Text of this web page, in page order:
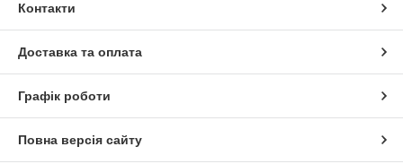
Контакти
Доставка та оплата
Графік роботи
Повна версія сайту